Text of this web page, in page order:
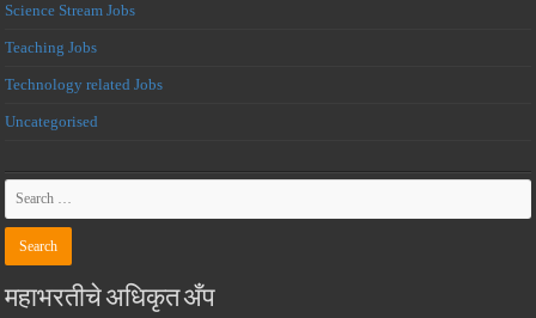
Science Stream Jobs
Teaching Jobs
Technology related Jobs
Uncategorised
महाभरतीचे अधिकृत अँप